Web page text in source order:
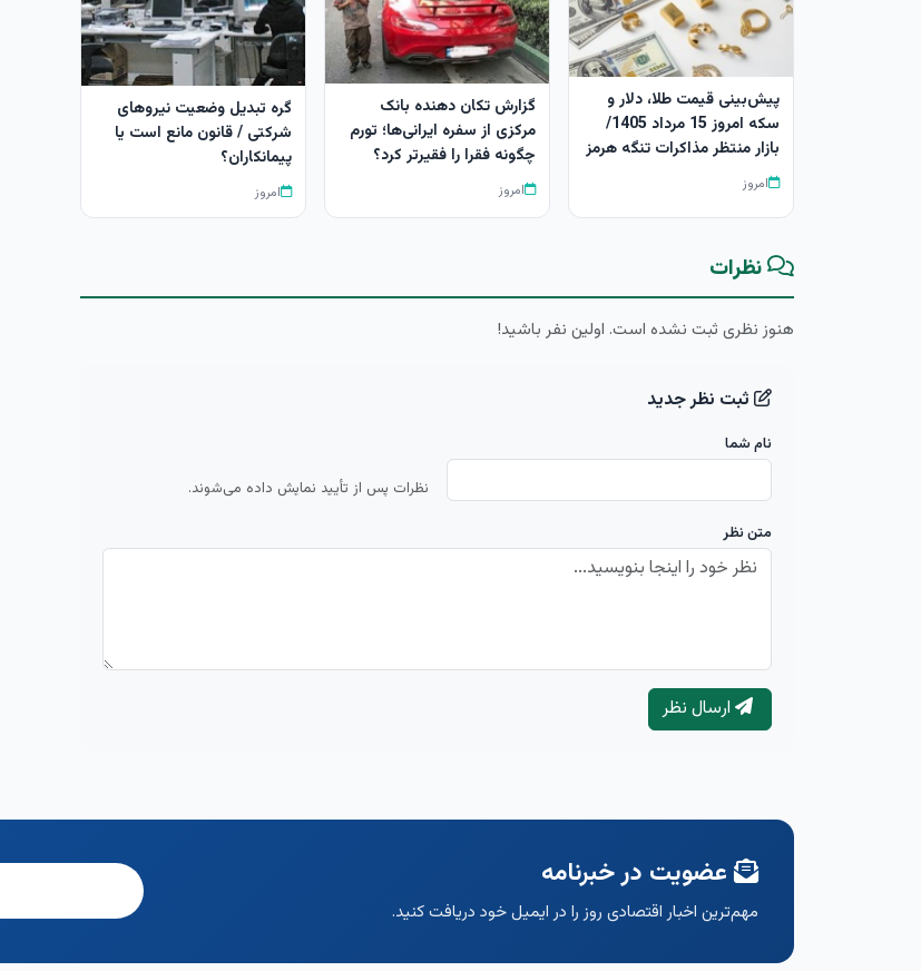
پیش‌بینی قیمت طلا، دلار و
سکه امروز 15 مرداد 1405/
بازار منتظر مذاکرات تنگه هرمز
امروز
گزارش تکان‌ دهنده بانک
مرکزی از سفره ایرانی‌ها؛ تورم
چگونه فقرا را فقیرتر کرد؟
امروز
گره تبدیل وضعیت نیروهای
شرکتی / قانون مانع است یا
پیمانکاران؟
امروز
نظرات
هنوز نظری ثبت نشده است. اولین نفر باشید!
ثبت نظر جدید
نام شما
نظرات پس از تأیید نمایش داده می‌شوند.
متن نظر
ارسال نظر
عضویت در خبرنامه
مهم‌ترین اخبار اقتصادی روز را در ایمیل خود دریافت کنید.